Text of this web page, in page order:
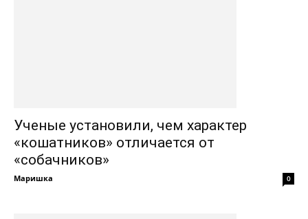
Ученые установили, чем характер
«кошатников» отличается от
«собачников»
Маришка 0